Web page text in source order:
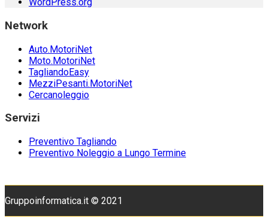
Network
Auto.MotoriNet
Moto.MotoriNet
TagliandoEasy
MezziPesanti.MotoriNet
Cercanoleggio
Servizi
Preventivo Tagliando
Preventivo Noleggio a Lungo Termine
Gruppoinformatica.it © 2021